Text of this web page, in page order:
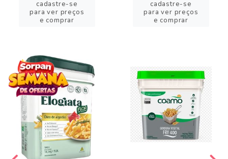
cadastre-se
para ver preços
e comprar
cadastre-se
para ver preços
e comprar